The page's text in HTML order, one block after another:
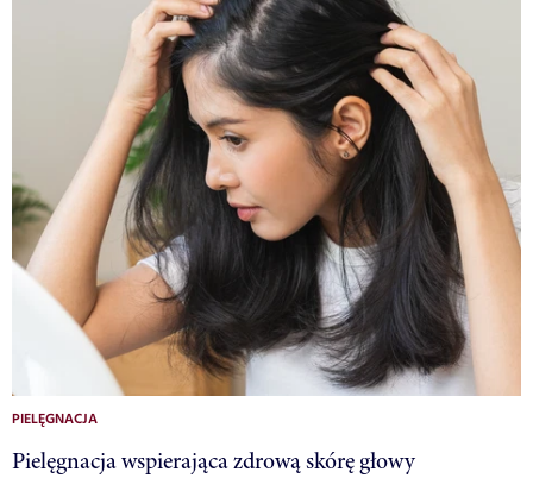
PIELĘGNACJA
Pielęgnacja wspierająca zdrową skórę głowy